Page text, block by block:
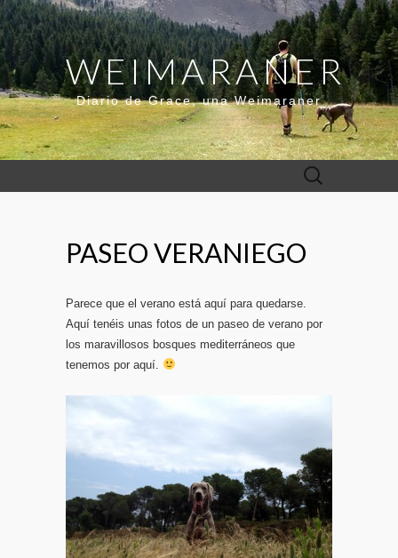
WEIMARANER
Diario de Grace, una Weimaraner
Buscar:
PASEO VERANIEGO
Parece que el verano está aquí para quedarse.
Aquí tenéis unas fotos de un paseo de verano por
los maravillosos bosques mediterráneos que
tenemos por aquí.